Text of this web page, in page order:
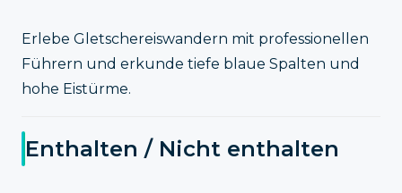
Erlebe Gletschereiswandern mit professionellen
Führern und erkunde tiefe blaue Spalten und
hohe Eistürme.
Enthalten / Nicht enthalten